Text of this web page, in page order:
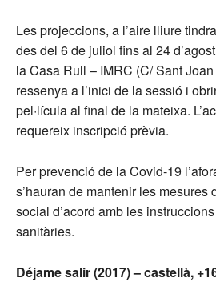
Les projeccions, a l’aire lliure
des del 6 de juliol fins al 24
la Casa Rull – IMRC (C/ Sant
ressenya a l’inici de la sessió i
pel·lícula al final de la mateixa.
requereix inscripció prèvia.
Per prevenció de la Covid-19
s’hauran de mantenir les mesures
social d’acord amb les
sanitàries.
Déjame salir (2017) – castellà,